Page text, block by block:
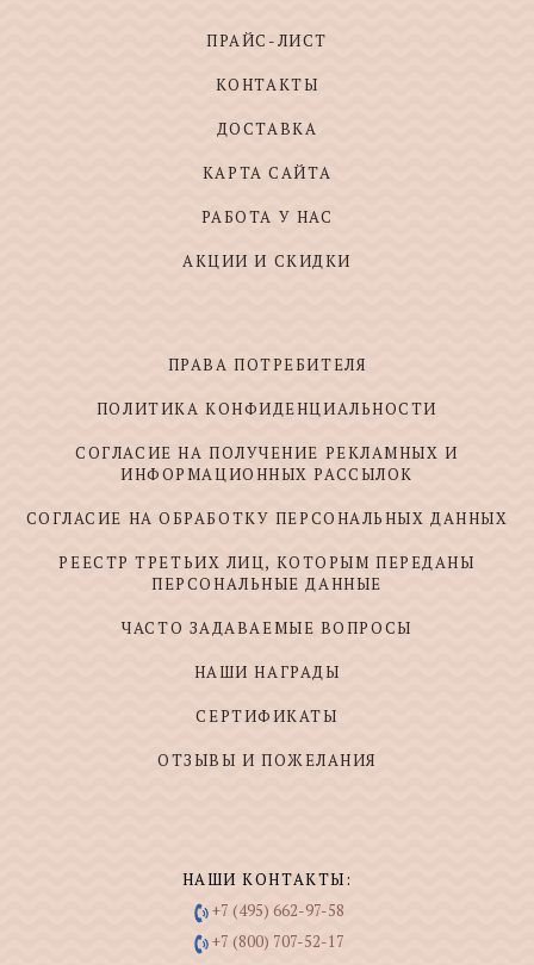
ПРАЙС-ЛИСТ
КОНТАКТЫ
ДОСТАВКА
КАРТА САЙТА
РАБОТА У НАС
АКЦИИ И СКИДКИ
ПРАВА ПОТРЕБИТЕЛЯ
ПОЛИТИКА КОНФИДЕНЦИАЛЬНОСТИ
СОГЛАСИЕ НА ПОЛУЧЕНИЕ РЕКЛАМНЫХ И
ИНФОРМАЦИОННЫХ РАССЫЛОК
СОГЛАСИЕ НА ОБРАБОТКУ ПЕРСОНАЛЬНЫХ ДАННЫХ
РЕЕСТР ТРЕТЬИХ ЛИЦ, КОТОРЫМ ПЕРЕДАНЫ
ПЕРСОНАЛЬНЫЕ ДАННЫЕ
ЧАСТО ЗАДАВАЕМЫЕ ВОПРОСЫ
НАШИ НАГРАДЫ
СЕРТИФИКАТЫ
ОТЗЫВЫ И ПОЖЕЛАНИЯ
НАШИ КОНТАКТЫ:
+7 (495) 662-97-58
+7 (800) 707-52-17